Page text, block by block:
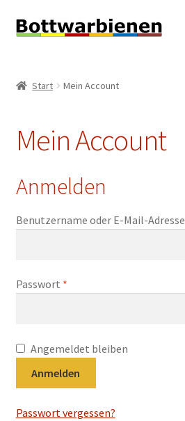
Zur
Zum
INFORMATIONEN
KONTAKT
IMPRESSUM
Start Mein Account
Mein Account
Anmelden
Benutzername oder E-Mail-Adresse
Passwort *Erforderlich
Angemeldet bleiben
Anmelden
Passwort vergessen?